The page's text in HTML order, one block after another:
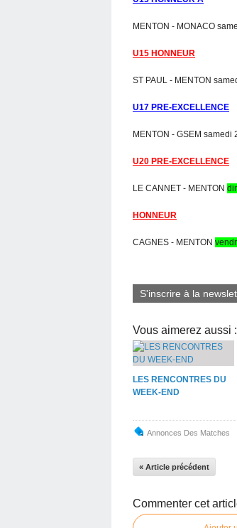
MENTON - MONACO
U15 HONNEUR
ST PAUL - MENTON
U17 PRE-EXCELLENCE
MENTON - GSEM
U20 PRE-EXCELLENCE
LE CANNET - MENTON
HONNEUR
CAGNES - MENTON
S'inscrire à la
Vous aimerez aussi :
LES RENCONTRES DU
WEEK-END
Annonces Des Matches
« Article précédent
Commenter cet